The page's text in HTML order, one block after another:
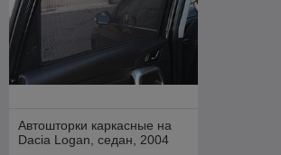
Автошторки каркасные на
Dacia Logan, седан, 2004